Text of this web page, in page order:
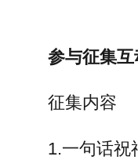
参与征集互
征集内容
1.一句话祝